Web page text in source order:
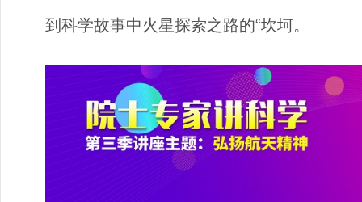
到科学故事中火星探索之路的“坎坷。